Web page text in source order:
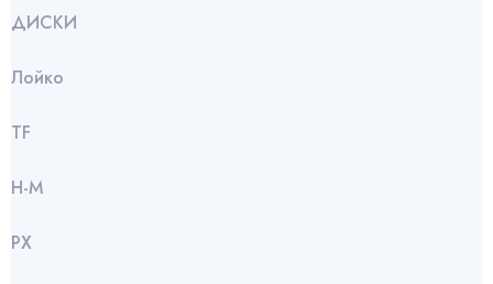
ДИСКИ
Лойко
TF
Н-М
РХ